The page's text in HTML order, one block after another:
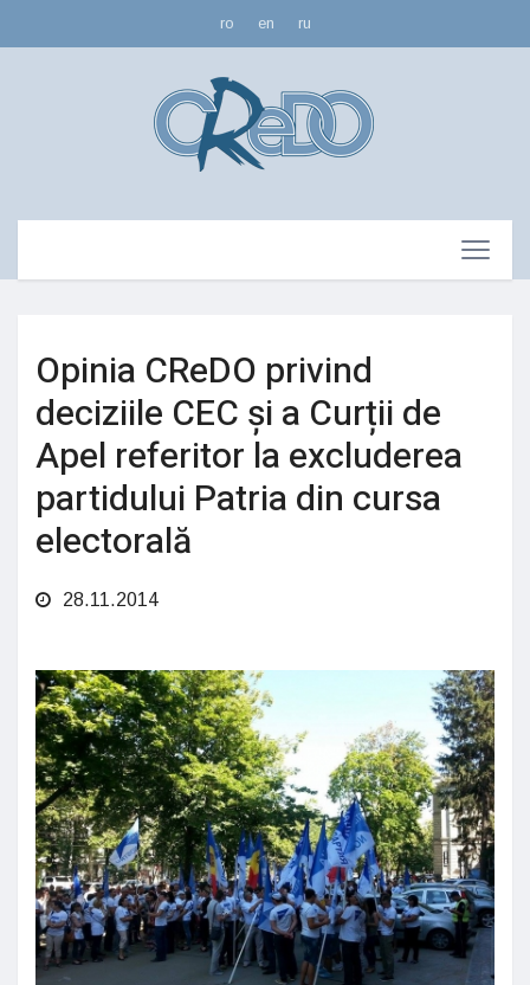
ro en ru
Opinia CReDO privind
deciziile CEC și a Curții de
Apel referitor la excluderea
partidului Patria din cursa
electorală
28.11.2014